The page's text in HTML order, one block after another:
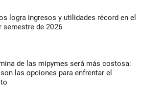
logra ingresos y utilidades récord en el
semestre de 2026
de las mipymes será más costosa:
las opciones para enfrentar el